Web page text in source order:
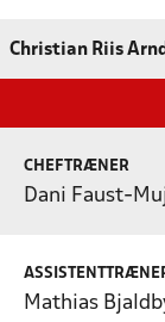
Christian Riis
CHEFTRÆNER
Dani Faust-
Mathias